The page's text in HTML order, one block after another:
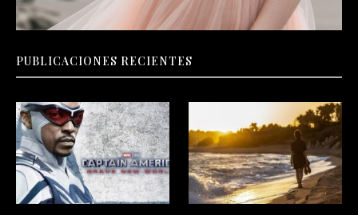
PUBLICACIONES RECIENTES